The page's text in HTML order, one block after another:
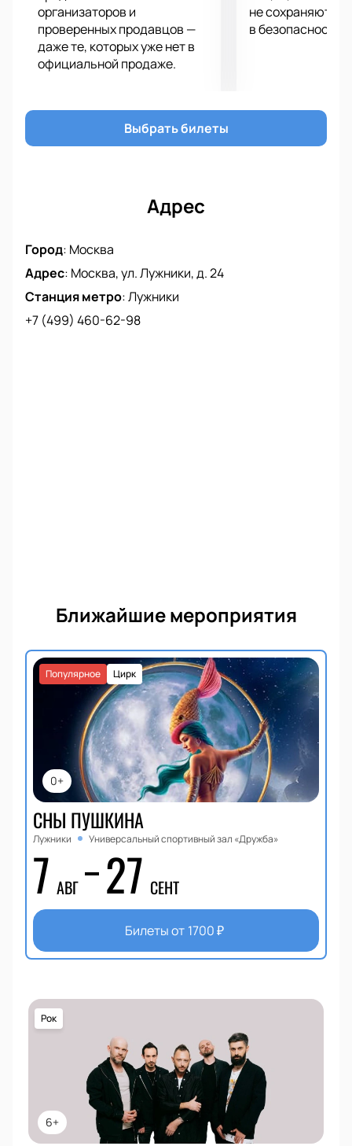
Церемония закрытия и ГАЛА-концерт
организаторов и
проверенных продавцов —
даже те, которых уже нет в
официальной продаже.
не сохраняются
в безопасности.
Выбрать билеты
Адрес
Город: Москва
Адрес: Москва, ул. Лужники, д. 24
Станция метро:Лужники
+7 (499) 460-62-98
Ближайшие мероприятия
0+
Цирк
Популярное
СНЫ ПУШКИНА
Лужники Универсальный спортивный зал «Дружба»
7 АВГ 27 СЕНТ
Билеты от 1700₽
6+
Рок